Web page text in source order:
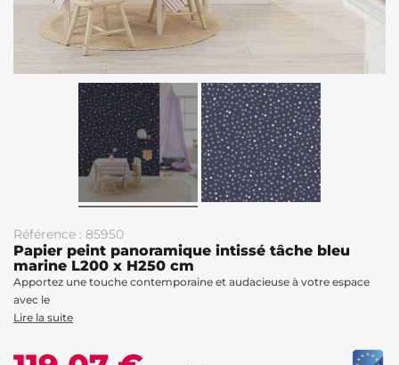
Référence : 85950
Papier peint panoramique intissé tâche bleu
marine L200 x H250 cm
Apportez une touche contemporaine et audacieuse à votre espace
avec le
Lire la suite